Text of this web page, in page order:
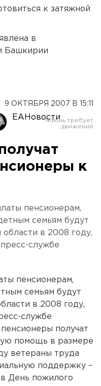
к затяжной
в
Башкирии
9 ОКТЯБРЯ 2007 В 15:11
ЕАНовости
к
пенсионерам,
семьям будут
в 2008 году,
службе
пенсионерам,
семьям будут
в 2008 году,
службе
получат
помощь в размере
ветераны труда
поддержку –
День пожилого